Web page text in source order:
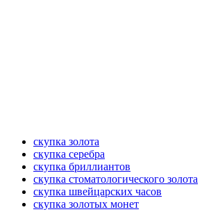
скупка золота
скупка серебра
скупка бриллиантов
скупка стоматологического золота
скупка швейцарских часов
скупка золотых монет